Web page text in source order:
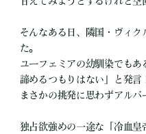
そんなある日、隣国・ヴィク
た。
ユーフェミアの幼馴染でも
諦めるつもりはない」と発言
まさかの挑発に思わずアル
独占欲強めの一途な「冷血皇